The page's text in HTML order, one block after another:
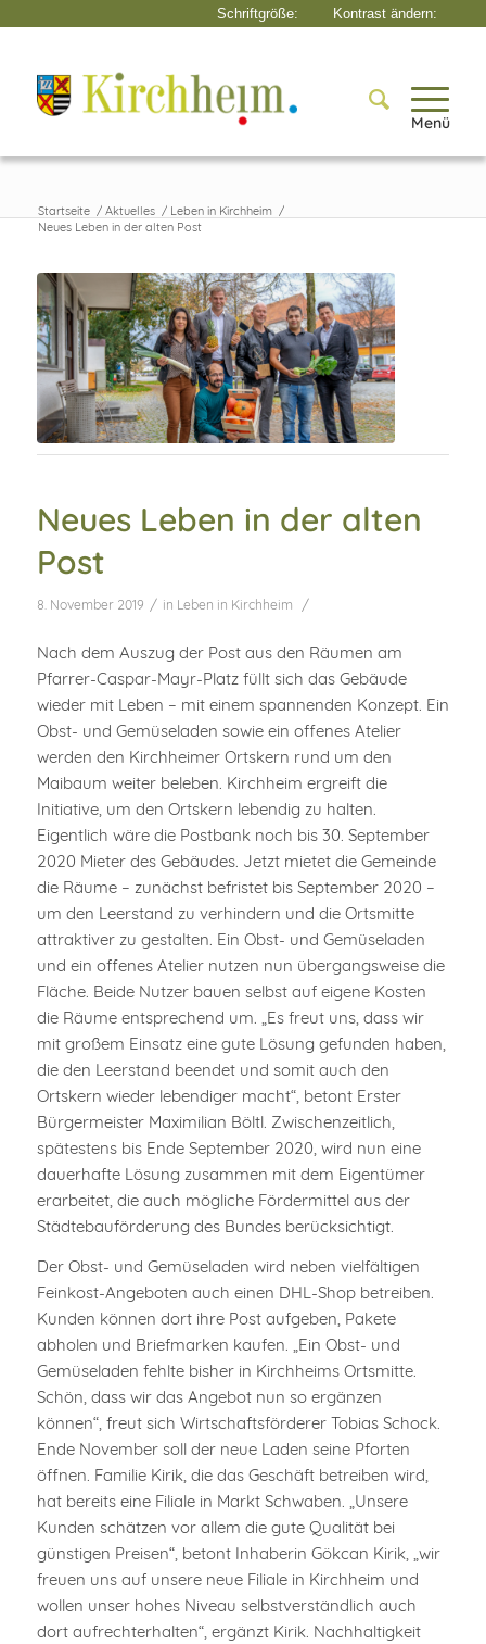
Menü
Startseite / Aktuelles / Leben in Kirchheim /
Neues Leben in der alten Post
Neues Leben in der alten
Post
8. November 2019 / in Leben in Kirchheim /
Nach dem Auszug der Post aus den Räumen am
Pfarrer-Caspar-Mayr-Platz füllt sich das Gebäude
wieder mit Leben – mit einem spannenden Konzept. Ein
Obst- und Gemüseladen sowie ein offenes Atelier
werden den Kirchheimer Ortskern rund um den
Maibaum weiter beleben. Kirchheim ergreift die
Initiative, um den Ortskern lebendig zu halten.
Eigentlich wäre die Postbank noch bis 30. September
2020 Mieter des Gebäudes. Jetzt mietet die Gemeinde
die Räume – zunächst befristet bis September 2020 –
um den Leerstand zu verhindern und die Ortsmitte
attraktiver zu gestalten. Ein Obst- und Gemüseladen
und ein offenes Atelier nutzen nun übergangsweise die
Fläche. Beide Nutzer bauen selbst auf eigene Kosten
die Räume entsprechend um. „Es freut uns, dass wir
mit großem Einsatz eine gute Lösung gefunden haben,
die den Leerstand beendet und somit auch den
Ortskern wieder lebendiger macht“, betont Erster
Bürgermeister Maximilian Böltl. Zwischenzeitlich,
spätestens bis Ende September 2020, wird nun eine
dauerhafte Lösung zusammen mit dem Eigentümer
erarbeitet, die auch mögliche Fördermittel aus der
Städtebauförderung des Bundes berücksichtigt.
Der Obst- und Gemüseladen wird neben vielfältigen
Feinkost-Angeboten auch einen DHL-Shop betreiben.
Kunden können dort ihre Post aufgeben, Pakete
abholen und Briefmarken kaufen. „Ein Obst- und
Gemüseladen fehlte bisher in Kirchheims Ortsmitte.
Schön, dass wir das Angebot nun so ergänzen
können“, freut sich Wirtschaftsförderer Tobias Schock.
Ende November soll der neue Laden seine Pforten
öffnen. Familie Kirik, die das Geschäft betreiben wird,
hat bereits eine Filiale in Markt Schwaben. „Unsere
Kunden schätzen vor allem die gute Qualität bei
günstigen Preisen“, betont Inhaberin Gökcan Kirik, „wir
freuen uns auf unsere neue Filiale in Kirchheim und
wollen unser hohes Niveau selbstverständlich auch
dort aufrechterhalten“, ergänzt Kirik. Nachhaltigkeit